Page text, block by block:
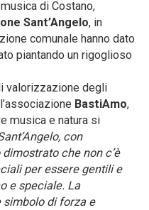
di Costano,
Sant’Angelo, in
comunale hanno dato
piantando un rigoglioso
valorizzazione degli
BastiAmo,
musica e natura si
con
che non c’è
per essere gentili e
e speciale. La
di forza e